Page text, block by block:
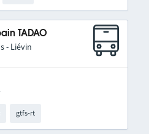
TADAO
- Liévin
gtfs-rt